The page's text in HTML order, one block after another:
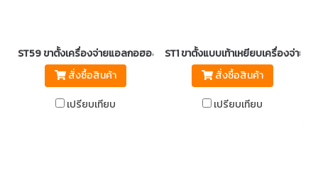
ST59 ขาตั้งเครื่องจ่ายแอลกอฮอล์อัตโนมัติ
สั่งซื้อสินค้า
เปรียบเทียบ
ST1 ขาตั้งแบบเท้าเหยียบเครื่องจ่าย
สั่งซื้อสินค้า
เปรียบเทียบ